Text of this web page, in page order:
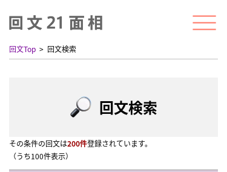
回文Top 回文検索
回文検索
その条件の回文は200件登録されています。
（うち100件表示）